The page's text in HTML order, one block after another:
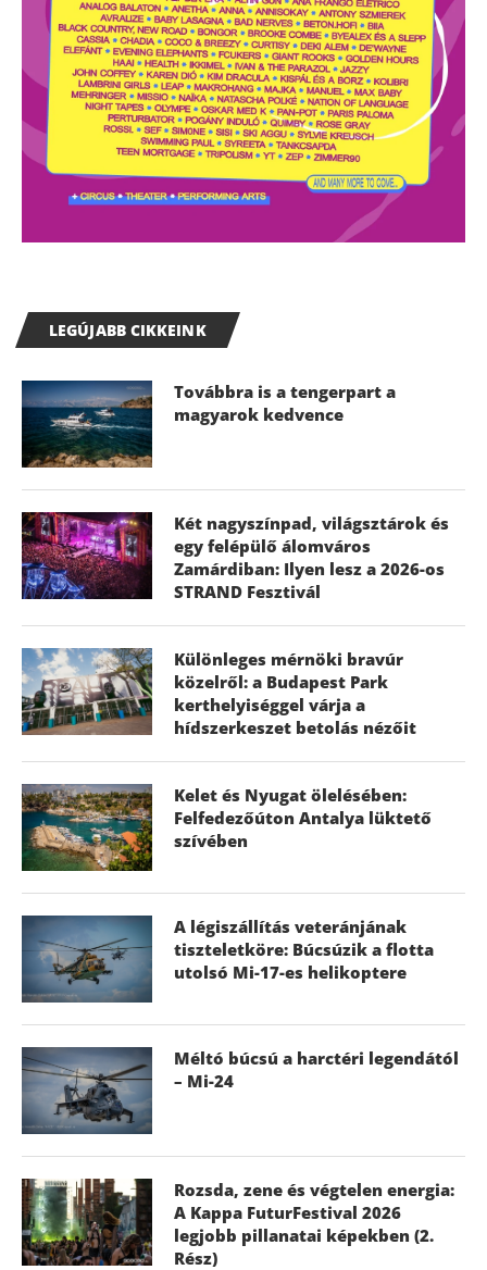
LEGÚJABB CIKKEINK
Továbbra is a tengerpart a
magyarok kedvence
Két nagyszínpad, világsztárok és
egy felépülő álomváros
Zamárdiban: Ilyen lesz a 2026-os
STRAND Fesztivál
Különleges mérnöki bravúr
közelről: a Budapest Park
kerthelyiséggel várja a
hídszerkeszet betolás nézőit
Kelet és Nyugat ölelésében:
Felfedezőúton Antalya lüktető
szívében
A légiszállítás veteránjának
tiszteletköre: Búcsúzik a flotta
utolsó Mi-17-es helikoptere
Méltó búcsú a harctéri legendától
– Mi-24
Rozsda, zene és végtelen energia:
A Kappa FuturFestival 2026
legjobb pillanatai képekben (2.
Rész)